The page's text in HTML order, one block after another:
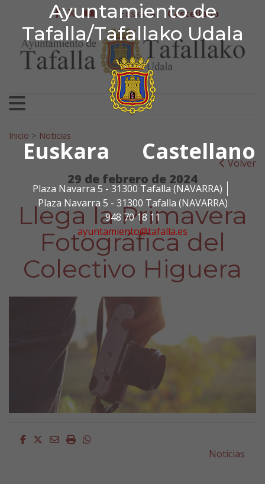
Ayuntamiento de
Tafalla/Tafallako Udala
Euskara Castellano
Plaza Navarra 5 - 31300 Tafalla (NAVARRA)
Plaza Navarra 5 - 31300 Tafalla (NAVARRA)
948 70 18 11
ayuntamiento@tafalla.es
Ir al contenido
Ayuntamiento de
facebook
twitter
youtube
Euskera Castellano
Search for:
Inicio > Noticias
Volver
29 de febrero de 2024
Llega la Primavera
Fotográfica del
Colectivo Higuera
Facebook
Twitter
EmailImprimirWhatsapp
Noticias